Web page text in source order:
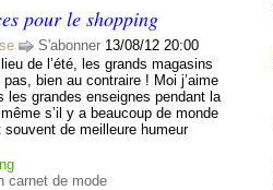
pour le shopping
S'abonner 13/08/12 20:00
de l’été, les grands magasins
bien au contraire ! Moi j’aime
les grandes enseignes pendant la
s’il y a beaucoup de monde
souvent de meilleure humeur
carnet de mode